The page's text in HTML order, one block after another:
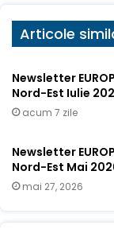
Articole
Newsletter
Nord-Est Iulie
acum 7 zile
Newsletter
Nord-Est Mai
mai 27, 2026